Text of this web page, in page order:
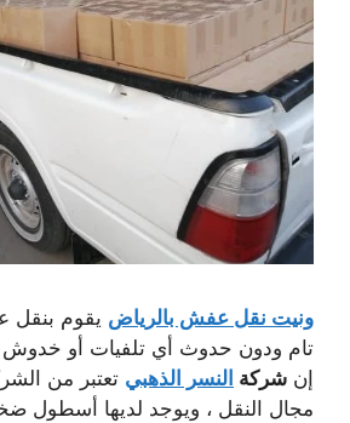
ونيت نقل عفش بالرياض يقوم بنقل
تام ودون حدوث أي تلفيات أو
إن شركة النسر الذهبي تعتبر من
مجال النقل ، ويوجد لديها أسطول